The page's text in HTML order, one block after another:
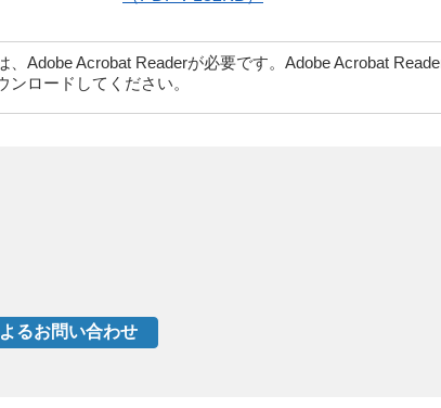
Adobe Acrobat Readerが必要です。Adobe Acrobat
ロードしてください。